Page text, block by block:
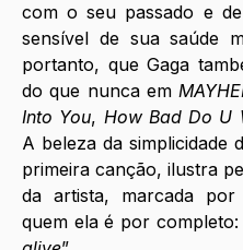
com o seu passado e
sensível de sua saúde
portanto, que Gaga
do que nunca em
Into You, How Bad Do U
A beleza da simplicidade
primeira canção, ilustra
da artista, marcada
quem ela é por completo: